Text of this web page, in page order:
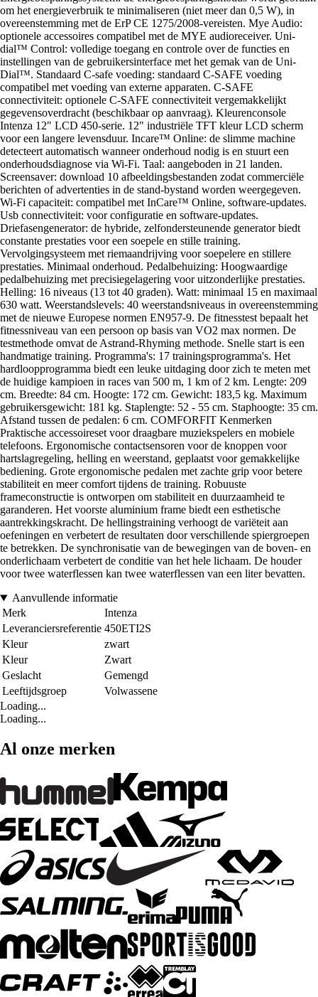
om het energieverbruik te minimaliseren (niet meer dan 0,5 W), in
overeenstemming met de ErP CE 1275/2008-vereisten. Mye Audio:
optionele accessoires compatibel met de MYE audioreceiver. Uni-
dial™ Control: volledige toegang en controle over de functies en
instellingen van de gebruikersinterface met het gemak van de Uni-
Dial™. Standaard C-safe voeding: standaard C-SAFE voeding
compatibel met voeding van externe apparaten. C-SAFE
connectiviteit: optionele C-SAFE connectiviteit vergemakkelijkt
gegevensoverdracht (beschikbaar op aanvraag). Kleurenconsole
Intenza 12″ LCD 450-serie. 12" industriële TFT kleur LCD scherm
voor een langere levensduur. Incare™ Online: de slimme machine
detecteert automatisch wanneer onderhoud nodig is en stuurt een
onderhoudsdiagnose via Wi-Fi. Taal: aangeboden in 21 landen.
Screensaver: download 10 afbeeldingsbestanden zodat commerciële
berichten of advertenties in de stand-bystand worden weergegeven.
Wi-Fi capaciteit: compatibel met InCare™ Online, software-updates.
Usb connectiviteit: voor configuratie en software-updates.
Driefasengenerator: de hybride, zelfondersteunende generator biedt
constante prestaties voor een soepele en stille training.
Vervolgingsysteem met riemaandrijving voor soepelere en stillere
prestaties. Minimaal onderhoud. Pedalbehuizing: Hoogwaardige
pedalbehuizing met precisiegelagering voor uitzonderlijke prestaties.
Helling: 16 niveaus (13 tot 40 graden). Watt: minimaal 15 en maximaal
630 watt. Weerstandslevels: 40 weerstandsniveaus in overeenstemming
met de nieuwe Europese normen EN957-9. De fitnesstest bepaalt het
fitnessniveau van een persoon op basis van VO2 max normen. De
testmethode omvat de Astrand-Rhyming methode. Snelle start is een
handmatige training. Programma's: 17 trainingsprogramma's. Het
hardloopprogramma biedt een leuke uitdaging door zich te meten met
de huidige kampioen in races van 500 m, 1 km of 2 km. Lengte: 209
cm. Breedte: 84 cm. Hoogte: 172 cm. Gewicht: 183,5 kg. Maximum
gebruikersgewicht: 181 kg. Staplengte: 52 - 55 cm. Staphoogte: 35 cm.
Afstand tussen de pedalen: 6 cm. COMFORFIT Kenmerken
Praktische accessoireset voor draagbare muziekspelers en mobiele
telefoons. Ergonomische contactsensoren voor de knoppen voor
hartslagregeling, helling en weerstand, geplaatst voor gemakkelijke
bediening. Grote ergonomische pedalen met zachte grip voor betere
stabiliteit en meer comfort tijdens de training. Robuuste
frameconstructie is ontworpen om stabiliteit en duurzaamheid te
garanderen. Het voorste aluminium frame biedt een esthetische
aantrekkingskracht. De hellingstraining verhoogt de variëteit aan
oefeningen en verbetert de resultaten door verschillende spiergroepen
te betrekken. De synchronisatie van de bewegingen van de boven- en
onderlichaam verbetert de conditie van het hele lichaam. De houder
voor twee waterflessen kan twee waterflessen van een liter bevatten.
Aanvullende informatie
Merk
Intenza
Leveranciersreferentie 450ETI2S
Kleur
zwart
Kleur
Zwart
Geslacht
Gemengd
Leeftijdsgroep
Volwassene
Loading...
Loading...
Al onze merken